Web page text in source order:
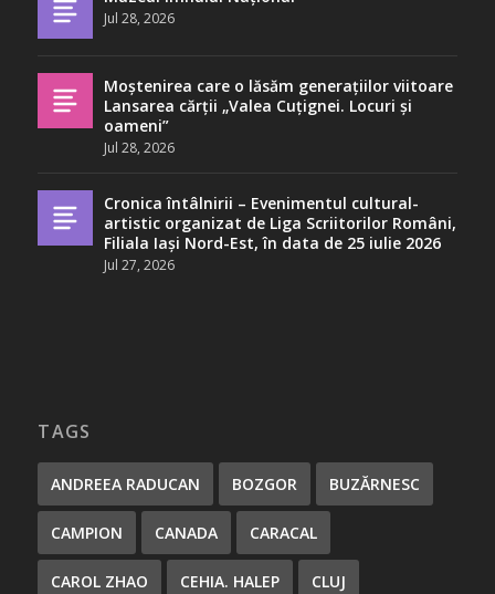
Jul 28, 2026
Moștenirea care o lăsăm generațiilor viitoare
Lansarea cărții „Valea Cuțignei. Locuri și
oameni”
Jul 28, 2026
Cronica întâlnirii – Evenimentul cultural-
artistic organizat de Liga Scriitorilor Români,
Filiala Iași Nord-Est, în data de 25 iulie 2026
Jul 27, 2026
TAGS
ANDREEA RADUCAN BOZGOR BUZĂRNESC
CAMPION CANADA CARACAL
CAROL ZHAO CEHIA. HALEP CLUJ